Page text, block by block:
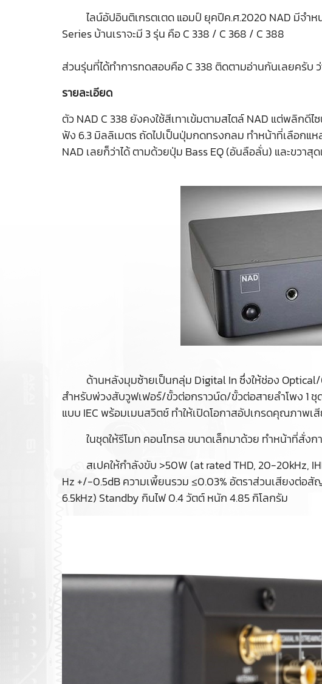
ไลน์อัปอินติเกรตเตด แอมป์ ยุคปีค.ศ.2020 NAD มีจำหน่
Series บ้านเราจะมี 3 รุ่น คือ C 338 / C 368 / C 388
ส่วนรุ่นที่ได้ทำการทดสอบคือ C 338 ติดตามอ่านกันเลยครับ
รายละเอียด
ตัว NAD C 338 ยังคงใช้สีเทาเข้มตามสไตล์ NAD แต่พลิกดี
ฟัง 6.3 มิลลิเมตร ถัดไปเป็นปุ่มกดทรงกลม ทำหน้าที่เลือกแ
NAD เลยก็ว่าได้ ตามด้วยปุ่ม Bass EQ (อันลือลั่น) และขวาสุ
ด้านหลังมุมซ้ายเป็นกลุ่ม Digital In ซึ่งให้ช่อง Optical/
สำหรับพ่วงสับวูฟเฟอร์/ขั้วต่อกราวน์ด/ขั้วต่อสายลำโพง 1 ชุด
แบบ IEC พร้อมเมนสวิตช์ ทำให้เปิดโอกาสอัปเกรดคุณภาพเ
ในชุดให้รีโมท คอนโทรล ขนาดเล็กมาด้วย ทำหน้าที่สั่งก
สเปคให้กำลังขับ >50W (at rated THD, 20-20kHz,
Hz +/-0.5dB ความเพี้ยนรวม ≤0.03% อัตราส่วนเสียงต่อ
6.5kHz) Standby กินไฟ 0.4 วัตต์ หนัก 4.85 กิโลกรัม